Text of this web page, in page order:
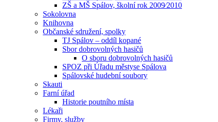
ZŠ a MŠ Spálov, školní rok 2009⁄2010
Sokolovna
Knihovna
Občanské sdružení, spolky
TJ Spálov – oddíl kopané
Sbor dobrovolných hasičů
O sboru dobrovolných hasičů
SPOZ při Úřadu městyse Spálova
Spálovské hudební soubory
Skauti
Farní úřad
Historie poutního místa
Lékaři
Firmy, služby